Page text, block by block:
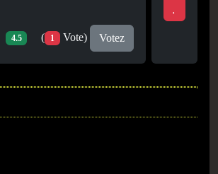
4.5 ( 1 Vote) Votez